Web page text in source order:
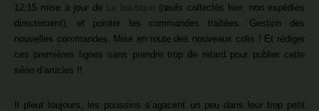
12:15 mise à jour de La boutique (œufs collectés hier, non expédiés
directement), et pointer les commandes traitées. Gestion des
nouvelles commandes. Mise en route des nouveaux colis ! Et rédiger
ces premières lignes sans prendre trop de retard pour publier cette
série d’articles !!
Il pleut toujours, les poussins s’agacent un peu dans leur trop petit